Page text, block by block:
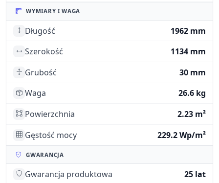
WYMIARY I WAGA
Długość
1962 mm
Szerokość
1134 mm
Grubość
30 mm
Waga
26.6 kg
Powierzchnia
2.23 m²
Gęstość mocy
229.2 Wp/m²
GWARANCJA
Gwarancja produktowa
25 lat